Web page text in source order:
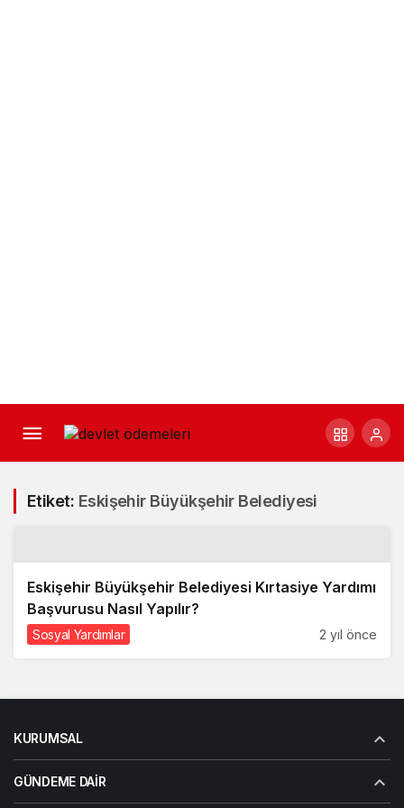
Etiket: Eskişehir Büyükşehir Belediyesi
Eskişehir Büyükşehir Belediyesi Kırtasiye Yardımı
Başvurusu Nasıl Yapılır?
Sosyal Yardımlar 2 yıl önce
KURUMSAL
GÜNDEME DAIR